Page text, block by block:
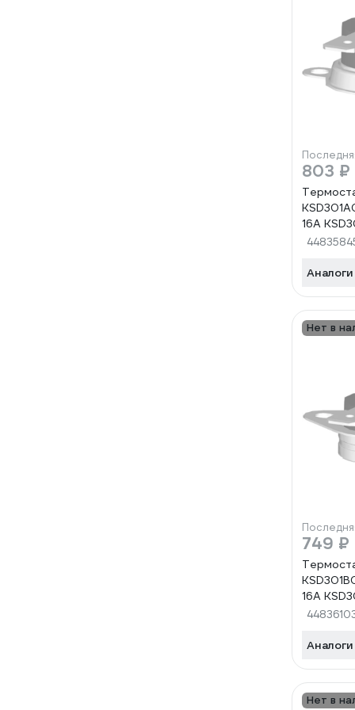
803 ₽
16A
Аналоги
Нет в
749 ₽
16A
Аналоги
Нет в